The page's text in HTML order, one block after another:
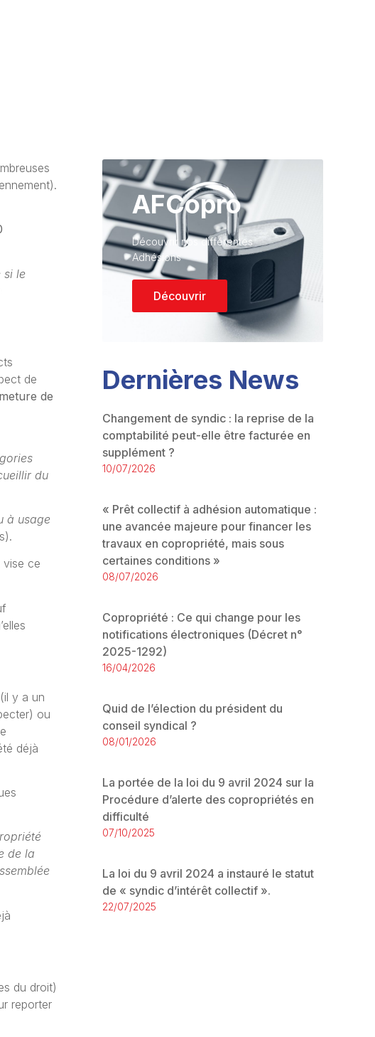
si le
de
de
du
à usage
vise ce
y a un
ou
déjà
de la
du droit)
reporter
AFCopro
Découvrir nos différentes
Adhésions
Découvrir
Dernières News
Changement de syndic : la reprise de la
comptabilité peut-elle être facturée en
supplément ?
10/07/2026
« Prêt collectif à adhésion automatique :
une avancée majeure pour financer les
travaux en copropriété, mais sous
certaines conditions »
08/07/2026
Copropriété : Ce qui change pour les
notifications électroniques (Décret n°
2025-1292)
16/04/2026
Quid de l’élection du président du
conseil syndical ?
08/01/2026
La portée de la loi du 9 avril 2024 sur la
Procédure d’alerte des copropriétés en
difficulté
07/10/2025
La loi du 9 avril 2024 a instauré le statut
de « syndic d’intérêt collectif ».
22/07/2025